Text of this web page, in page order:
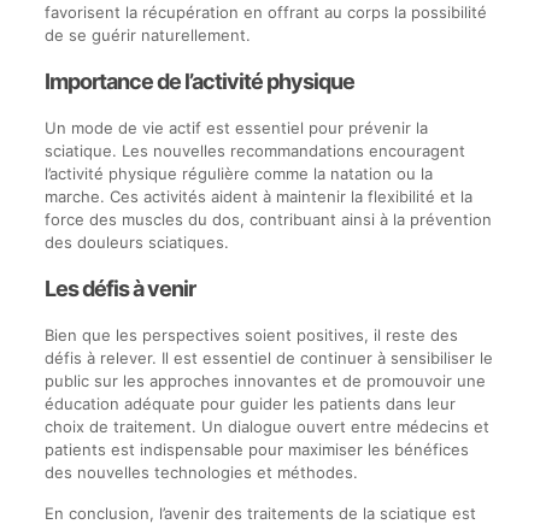
favorisent la récupération en offrant au corps la possibilité
de se guérir naturellement.
Importance de l’activité physique
Un mode de vie actif est essentiel pour prévenir la
sciatique. Les nouvelles recommandations encouragent
l’activité physique régulière comme la natation ou la
marche. Ces activités aident à maintenir la flexibilité et la
force des muscles du dos, contribuant ainsi à la prévention
des douleurs sciatiques.
Les défis à venir
Bien que les perspectives soient positives, il reste des
défis à relever. Il est essentiel de continuer à sensibiliser le
public sur les approches innovantes et de promouvoir une
éducation adéquate pour guider les patients dans leur
choix de traitement. Un dialogue ouvert entre médecins et
patients est indispensable pour maximiser les bénéfices
des nouvelles technologies et méthodes.
En conclusion, l’avenir des traitements de la sciatique est